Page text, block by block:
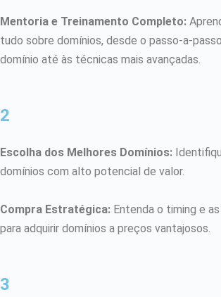
Mentoria e Treinamento Completo:
tudo sobre domínios, desde o passo-a-
domínio até às técnicas mais avançadas.
2
Escolha dos Melhores Domínios:
domínios com alto potencial de valor.
Compra Estratégica: Entenda o timing e
para adquirir domínios a preços vantajosos.
3